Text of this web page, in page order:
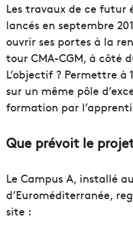
Les travaux de ce futur
lancés en septembre
ouvrir ses portes à la
tour CMA-CGM, à côté
L’objectif ? Permettre à
sur un même pôle
formation par
Que prévoit le
Le Campus A, installé
d’Euroméditerranée,
site :